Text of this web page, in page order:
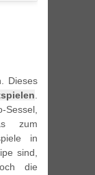
Dieses
.
zum
in
sind,
die